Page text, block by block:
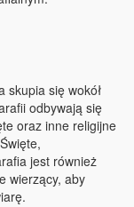
skupia się wokół
odbywają się
oraz inne religijne
jest również
wierzący, aby